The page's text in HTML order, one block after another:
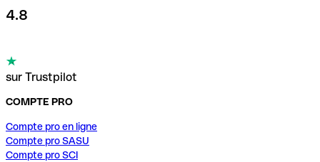
4.8
sur Trustpilot
COMPTE PRO
Compte pro en ligne
Compte pro SASU
Compte pro SCI